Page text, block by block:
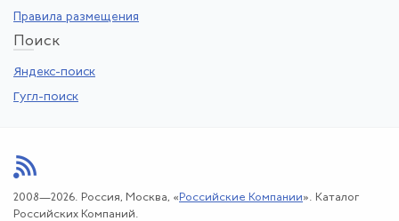
Правила размещения
Поиск
Яндекс-поиск
Гугл-поиск
2008—2026. Россия, Москва, « Российские Компании». Каталог
Российских Компаний.